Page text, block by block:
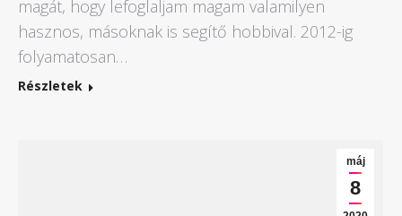
magát, hogy lefoglaljam magam valamilyen
hasznos, másoknak is segítő hobbival. 2012-ig
folyamatosan…
Részletek
máj
8